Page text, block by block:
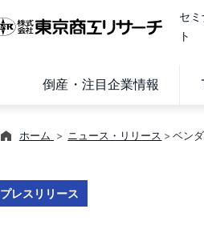
セ
ト
倒産・注目企業情報
ホーム ニュース・リリース ベン
プレスリリース